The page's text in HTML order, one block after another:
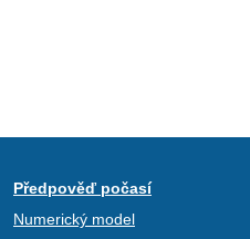
Předpověď počasí
Numerický model